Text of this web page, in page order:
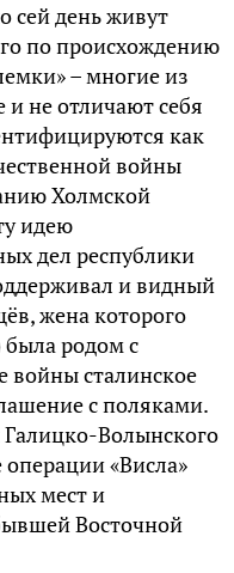
сей день живут
по происхождению
– многие из
не отличают себя
как
войны
Холмской
идею
дел республики
и видный
жена которого
родом с
сталинское
с поляками.
Галицко-Волынского
операции «Висла»
мест и
Восточной